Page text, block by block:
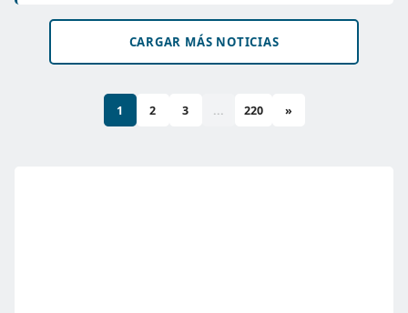
CARGAR MÁS NOTICIAS
1 2 3 ... 220 »